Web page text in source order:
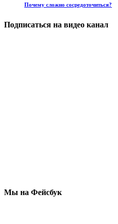
Почему сложно сосредоточиться?
Подписаться на видео канал
Мы на Фейсбук